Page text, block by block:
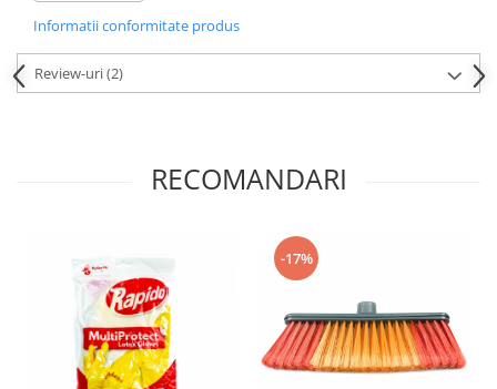
Informatii conformitate produs
Review-uri(2)
RECOMANDARI
-17%